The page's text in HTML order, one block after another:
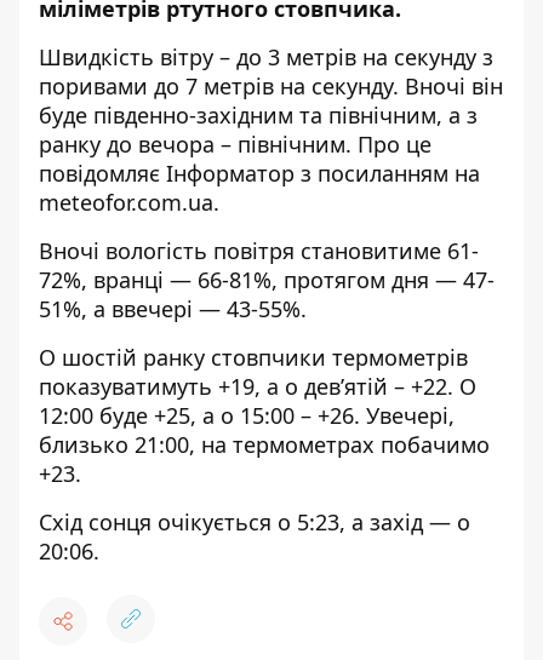
міліметрів ртутного стовпчика.
Швидкість вітру – до 3 метрів на секунду з
поривами до 7 метрів на секунду. Вночі він
буде південно-західним та північним, а з
ранку до вечора – північним. Про це
повідомляє Інформатор з посиланням на
meteofor.com.ua.
Вночі вологість повітря становитиме 61-
72%, вранці — 66-81%, протягом дня — 47-
51%, а ввечері — 43-55%.
О шостій ранку стовпчики термометрів
показуватимуть +19, а о дев’ятій – +22. О
12:00 буде +25, а о 15:00 – +26. Увечері,
близько 21:00, на термометрах побачимо
+23.
Схід сонця очікується о 5:23, а захід — о
20:06.